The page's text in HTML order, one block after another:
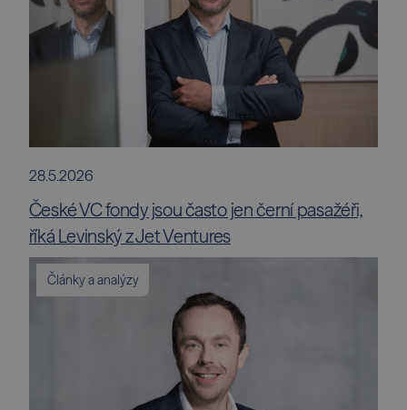
28.5.2026
České VC fondy jsou často jen černí pasažéři,
říká Levinský z Jet Ventures
Články a analýzy